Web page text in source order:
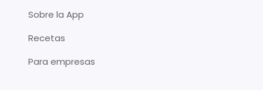
Sobre la App
Recetas
Para empresas